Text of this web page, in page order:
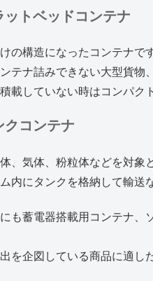
ットベッドコンテナ
の構造になったコンテナです
テナ詰みできない大型貨物
載していない時はコンパク
クコンテナ
、気体、粉粒体などを対象
内にタンクを格納して輸送
も蓄電器搭載用コンテナ、
を企図している商品に適し